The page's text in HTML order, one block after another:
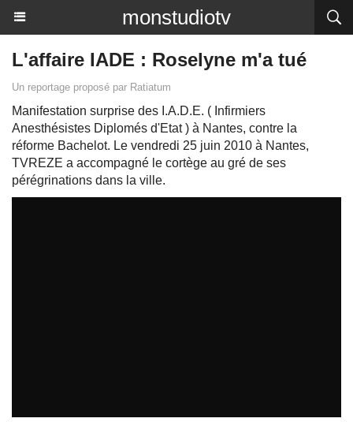
monstudiotv
L'affaire IADE : Roselyne m'a tué
Un reportage proposé par Ratiatum
Manifestation surprise des I.A.D.E. ( Infirmiers
Anesthésistes Diplomés d'Etat ) à Nantes, contre la
réforme Bachelot. Le vendredi 25 juin 2010 à Nantes,
TVREZE a accompagné le cortège au gré de ses
pérégrinations dans la ville.